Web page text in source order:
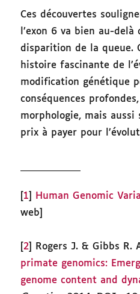
Ces découvertes
l’exon 6 va bien au-
disparition de la queue.
histoire fascinante de
modification génétique
conséquences
morphologie, mais aussi
prix à payer pour
1 Human Genomic
web]
2 ] Rogers J. & Gibbs R.
primate genomics:
genome content and